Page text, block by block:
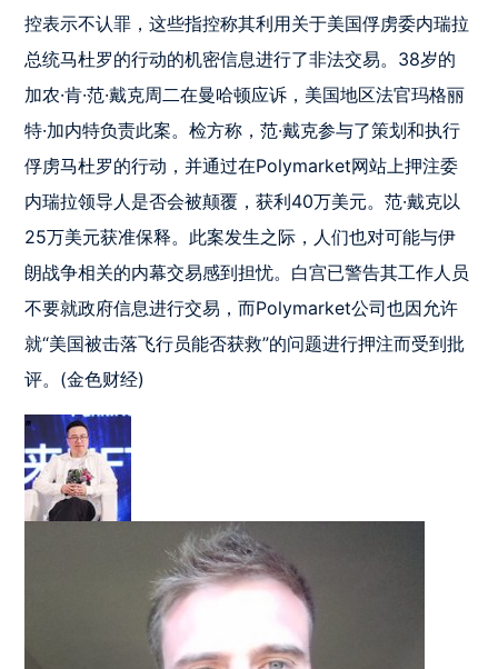
控表示不认罪，这些指控称其利用关于美国俘虏委内瑞拉
总统马杜罗的行动的机密信息进行了非法交易。38岁的
加农·肯·范·戴克周二在曼哈顿应诉，美国地区法官玛格丽
特·加内特负责此案。检方称，范·戴克参与了策划和执行
俘虏马杜罗的行动，并通过在Polymarket网站上押注委
内瑞拉领导人是否会被颠覆，获利40万美​​元。范·戴克以
25万美元获准保释。此案发生之际，人们也对可能与伊
朗战争相关的内幕交易感到担忧。白宫已警告其工作人员
不要就政府信息进行交易，而Polymarket公司也因允许
就“美国被击落飞行员能否获救”的问题进行押注而受到批
评。(金色财经)